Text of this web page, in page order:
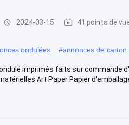
2024-03-15 41 points de
ondulées #annonces de carton
imprimés faits sur commande
Art Paper Papier d'emballage